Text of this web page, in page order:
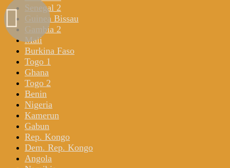
Senegal 2
Guinea Bissau
Gambia 2
Mali
Burkina Faso
Togo 1
Ghana
Togo 2
Benin
Nigeria
Kamerun
Gabun
Rep. Kongo
Dem. Rep. Kongo
Angola